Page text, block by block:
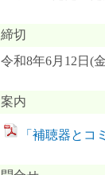
締切
令和8年6月12日(
案内
「補聴器とコ